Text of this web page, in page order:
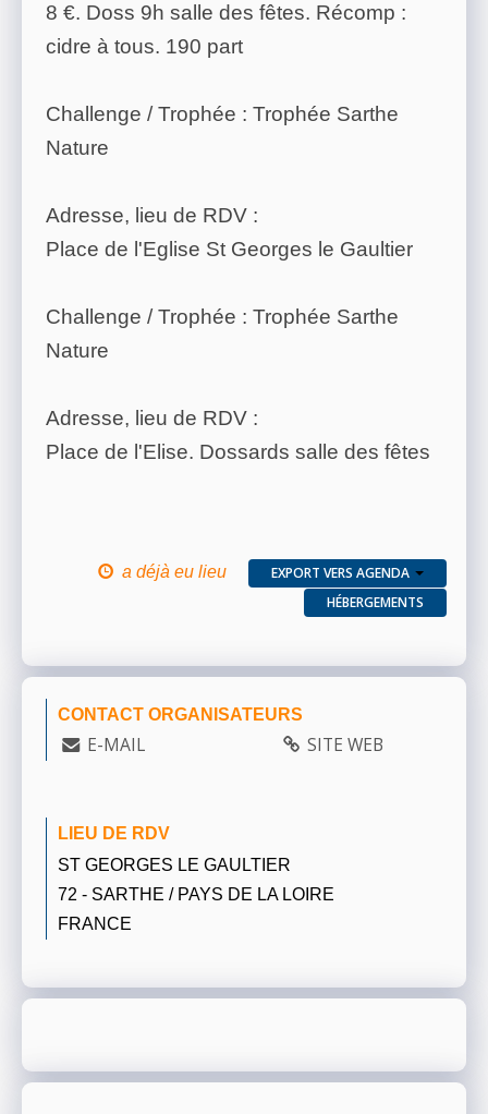
8 €. Doss 9h salle des fêtes. Récomp :
cidre à tous. 190 part
Challenge / Trophée : Trophée Sarthe
Nature
Adresse, lieu de RDV :
Place de l'Eglise St Georges le Gaultier
Challenge / Trophée : Trophée Sarthe
Nature
Adresse, lieu de RDV :
Place de l'Elise. Dossards salle des fêtes
a déjà eu lieu
EXPORT VERS AGENDA
HÉBERGEMENTS
CONTACT ORGANISATEURS
E-MAIL SITE WEB
LIEU DE RDV
ST GEORGES LE GAULTIER
72 - SARTHE / PAYS DE LA LOIRE
FRANCE